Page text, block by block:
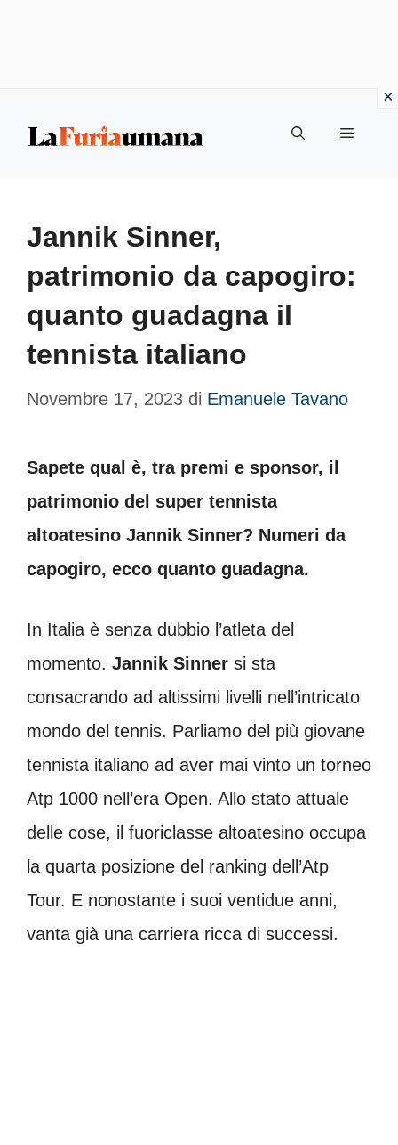
Menu
Jannik Sinner,
patrimonio da capogiro:
quanto guadagna il
tennista italiano
Novembre 17, 2023 di Emanuele Tavano
Sapete qual è, tra premi e sponsor, il
patrimonio del super tennista
altoatesino Jannik Sinner? Numeri da
capogiro, ecco quanto guadagna.
In Italia è senza dubbio l’atleta del
momento. Jannik Sinner si sta
consacrando ad altissimi livelli nell’intricato
mondo del tennis. Parliamo del più giovane
tennista italiano ad aver mai vinto un torneo
Atp 1000 nell’era Open. Allo stato attuale
delle cose, il fuoriclasse altoatesino occupa
la quarta posizione del ranking dell’Atp
Tour. E nonostante i suoi ventidue anni,
vanta già una carriera ricca di successi.